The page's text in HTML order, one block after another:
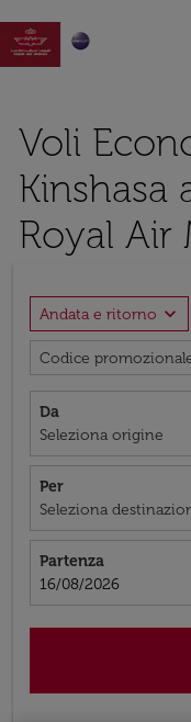

Voli
Kinshasa
Royal Air
Andata e ritorno expand_more
Codice
Da
Seleziona origine
Per
Seleziona
Partenza
fc-booking-
16/08/2026